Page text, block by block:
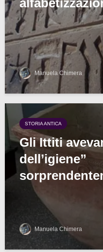
Manuela Chimera
STORIA ANTICA
Gli Ittiti
dell’igiene”
Manuela Chimera